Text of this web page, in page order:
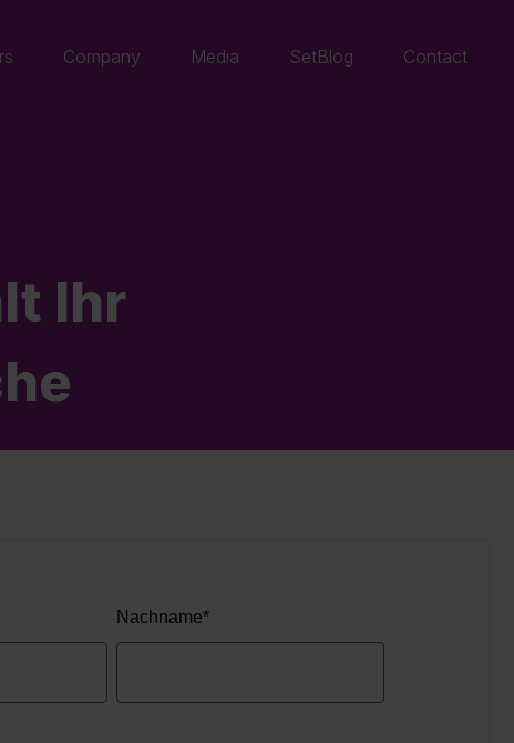
Company Media SetBlog Contact
Ihr
Nachname*